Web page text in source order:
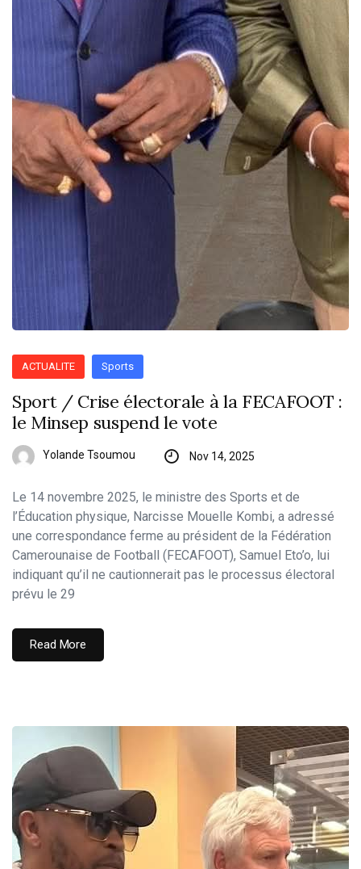
ACTUALITE Sports
Sport / Crise électorale à la FECAFOOT :
le Minsep suspend le vote
Yolande Tsoumou Nov 14, 2025
Le 14 novembre 2025, le ministre des Sports et de
l’Éducation physique, Narcisse Mouelle Kombi, a adressé
une correspondance ferme au président de la Fédération
Camerounaise de Football (FECAFOOT), Samuel Eto’o, lui
indiquant qu’il ne cautionnerait pas le processus électoral
prévu le 29
Read More